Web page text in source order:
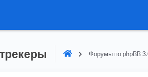
Форумы по phpBB